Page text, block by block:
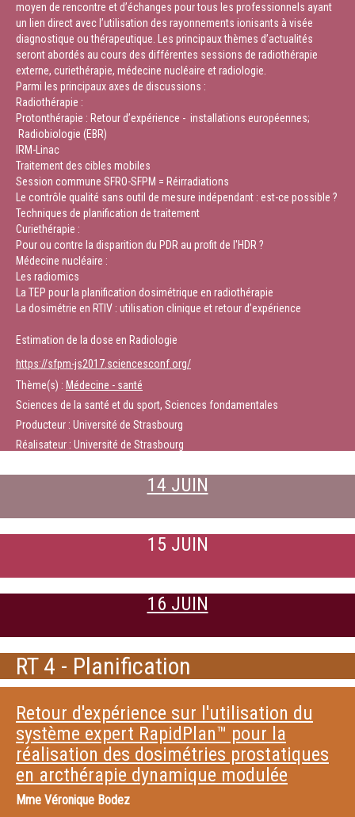
moyen de rencontre et d’échanges pour tous les professionnels ayant
un lien direct avec l’utilisation des rayonnements ionisants à visée
diagnostique ou thérapeutique. Les principaux thèmes d’actualités
seront abordés au cours des différentes sessions de radiothérapie
externe, curiethérapie, médecine nucléaire et radiologie.
Parmi les principaux axes de discussions :
Radiothérapie :
Protonthérapie : Retour d’expérience - installations européennes;
Radiobiologie (EBR)
IRM-Linac
Traitement des cibles mobiles
Session commune SFRO-SFPM = Réirradiations
Le contrôle qualité sans outil de mesure indépendant : est-ce possible ?
Techniques de planification de traitement
Curiethérapie :
Pour ou contre la disparition du PDR au profit de l'HDR ?
Médecine nucléaire :
Les radiomics
La TEP pour la planification dosimétrique en radiothérapie
La dosimétrie en RTIV : utilisation clinique et retour d’expérience
Estimation de la dose en Radiologie
https://sfpm-js2017.sciencesconf.org/
Thème(s) : Médecine - santé
Sciences de la santé et du sport, Sciences fondamentales
Producteur : Université de Strasbourg
Réalisateur : Université de Strasbourg
14 JUIN
15 JUIN
16 JUIN
RT 4 - Planification
Retour d'expérience sur l'utilisation du
système expert RapidPlan™ pour la
réalisation des dosimétries prostatiques
en arcthérapie dynamique modulée
Mme Véronique Bodez